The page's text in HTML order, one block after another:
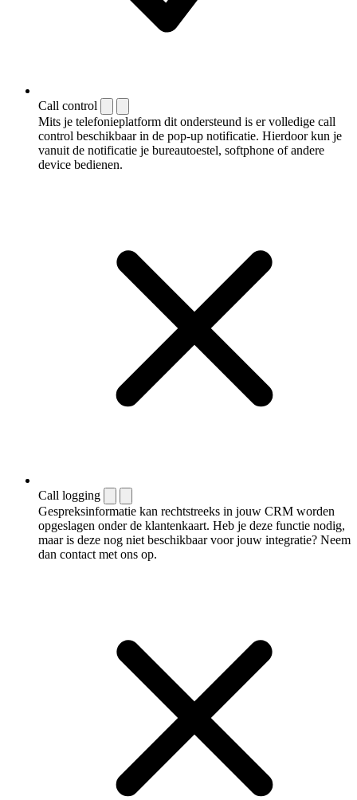
Call control
Mits je telefonieplatform dit ondersteund is er volledige call
control beschikbaar in de pop-up notificatie. Hierdoor kun je
vanuit de notificatie je bureautoestel, softphone of andere
device bedienen.
Call logging
Gespreksinformatie kan rechtstreeks in jouw CRM worden
opgeslagen onder de klantenkaart. Heb je deze functie nodig,
maar is deze nog niet beschikbaar voor jouw integratie? Neem
dan contact met ons op.